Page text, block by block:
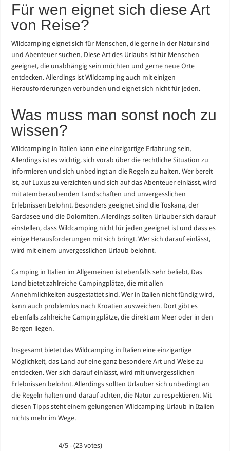
Für wen eignet sich diese Art
von Reise?
Wildcamping eignet sich für Menschen, die gerne in der Natur sind
und Abenteuer suchen. Diese Art des Urlaubs ist für Menschen
geeignet, die unabhängig sein möchten und gerne neue Orte
entdecken. Allerdings ist Wildcamping auch mit einigen
Herausforderungen verbunden und eignet sich nicht für jeden.
Was muss man sonst noch zu
wissen?
Wildcamping in Italien kann eine einzigartige Erfahrung sein.
Allerdings ist es wichtig, sich vorab über die rechtliche Situation zu
informieren und sich unbedingt an die Regeln zu halten. Wer bereit
ist, auf Luxus zu verzichten und sich auf das Abenteuer einlässt, wird
mit atemberaubenden Landschaften und unvergesslichen
Erlebnissen belohnt. Besonders geeignet sind die Toskana, der
Gardasee und die Dolomiten. Allerdings sollten Urlauber sich darauf
einstellen, dass Wildcamping nicht für jeden geeignet ist und dass es
einige Herausforderungen mit sich bringt. Wer sich darauf einlässt,
wird mit einem unvergesslichen Urlaub belohnt.
Camping in Italien im Allgemeinen ist ebenfalls sehr beliebt. Das
Land bietet zahlreiche Campingplätze, die mit allen
Annehmlichkeiten ausgestattet sind. Wer in Italien nicht fündig wird,
kann auch problemlos nach Kroatien ausweichen. Dort gibt es
ebenfalls zahlreiche Campingplätze, die direkt am Meer oder in den
Bergen liegen.
Insgesamt bietet das Wildcamping in Italien eine einzigartige
Möglichkeit, das Land auf eine ganz besondere Art und Weise zu
entdecken. Wer sich darauf einlässt, wird mit unvergesslichen
Erlebnissen belohnt. Allerdings sollten Urlauber sich unbedingt an
die Regeln halten und darauf achten, die Natur zu respektieren. Mit
diesen Tipps steht einem gelungenen Wildcamping-Urlaub in Italien
nichts mehr im Wege.
4/5 - (23 votes)